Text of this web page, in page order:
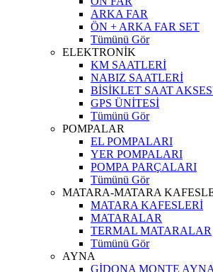
ARKA FAR
ÖN + ARKA FAR SET
Tümünü Gör
ELEKTRONİK
KM SAATLERİ
NABIZ SAATLERİ
BİSİKLET SAAT
GPS ÜNİTESİ
Tümünü Gör
POMPALAR
EL POMPALARI
YER POMPALARI
POMPA PARÇALARI
Tümünü Gör
MATARA-MATARA
MATARA KAFESLERİ
MATARALAR
TERMAL MATARALAR
Tümünü Gör
AYNA
GİDONA MONTE